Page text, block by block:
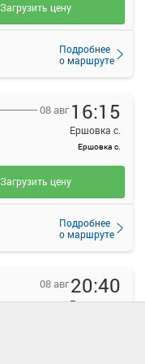
Подробнее
о маршруте
Загрузить цену
08 авг 16:15
Ершовка с.
Ершовка с.
Подробнее
о маршруте
Загрузить цену
08 авг20:40
Ершовка с.